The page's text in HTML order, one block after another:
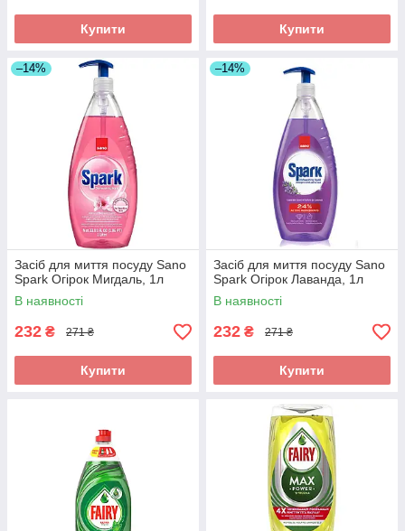
Купити Купити
–14%
Засіб для миття посуду Sano
Spark Огірок Мигдаль, 1л
В наявності
232 ₴ 271 ₴
Купити
–14%
Засіб для миття посуду Sano
Spark Огірок Лаванда, 1л
В наявності
232 ₴ 271 ₴
Купити